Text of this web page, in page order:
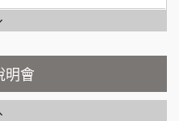
台北市
盟說明會
明會
會